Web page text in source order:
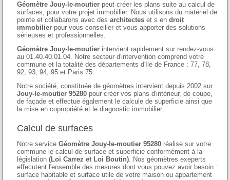
Géomètre Jouy-le-moutier peut créer les plans suite au calcul de
surfaces, pour votre projet immobilier. Nous utilisons du matériel de
pointe et collabarons avec desarchitectes et s endroit
immobilier pour vous conseiller et vous apporter des solutions
sérieuses et professionnelles.
Géomètre Jouy-le-moutier intervient rapidement sur rendez-vous
au 01.40.40.01.04. Notre secteur d'intervention comprend votre
commune et la totalité des départements d'Ile de France : 77, 78,
92, 93, 94, 95 et Paris 75.
Notre société, constituée de géomètres intervient depuis 2002 sur
Jouy-le-moutier 95280 pour créer vos plans d'intérieur, de coupe,
de façade et effectue également le calcule de superficie ainsi que
la mise en copropriété et le diagnostic immobilier.
Calcul de surfaces
Notre serviceGéomètre Jouy-le-moutier 95280 réalise sur votre
commune le calcul de surface et superficie conformément à la
législation(Loi Carrez et Loi Boutin). Nos géomètres exeperts
effecutent l'ensemble des mesures dont vous pouvez avoir besoin :
surface habitable et surface utile de votre maison ou appartement